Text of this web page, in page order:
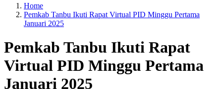
Home
Pemkab Tanbu Ikuti Rapat Virtual PID Minggu Pertama
Januari 2025
Pemkab Tanbu Ikuti Rapat
Virtual PID Minggu Pertama
Januari 2025